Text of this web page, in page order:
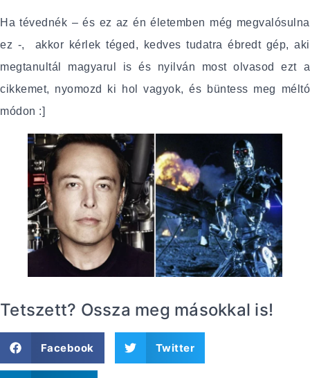
Ha tévednék – és ez az én életemben még megvalósulna
ez -, akkor kérlek téged, kedves tudatra ébredt gép, aki
megtanultál magyarul is és nyilván most olvasod ezt a
cikkemet, nyomozd ki hol vagyok, és büntess meg méltó
módon :]
Tetszett? Ossza meg másokkal is!
Facebook Twitter